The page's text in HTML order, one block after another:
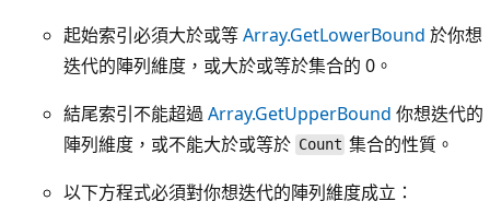
起始索引必須大於或等Array.GetLowerBound 於你想
迭代的陣列維度，或大於或等於集合的 0。
結尾索引不能超過Array.GetUpperBound 你想迭代的
陣列維度，或不能大於或等於 Count 集合的性質。
以下方程式必須對你想迭代的陣列維度成立：